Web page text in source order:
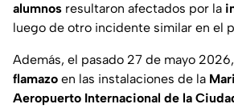
alumnos resultaron afectados por la
luego de otro incidente similar en el
Además, el pasado 27 de mayo
flamazo en las instalaciones de la
Aeropuerto Internacional de la